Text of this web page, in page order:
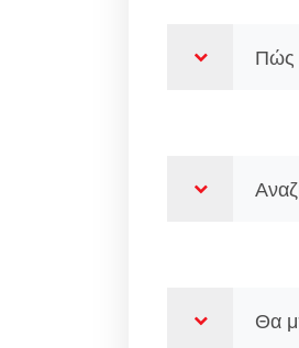
Πώς
Θα